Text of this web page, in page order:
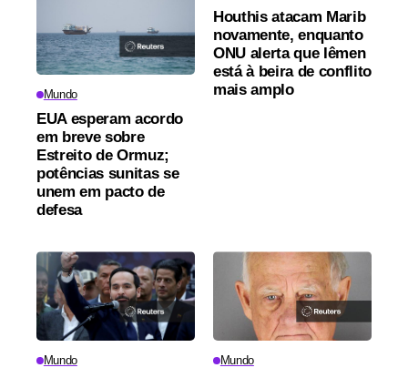
Mundo
EUA esperam acordo
em breve sobre
Estreito de Ormuz;
potências sunitas se
unem em pacto de
defesa
Houthis atacam Marib
novamente, enquanto
ONU alerta que Iêmen
está à beira de conflito
mais amplo
Mundo Mundo